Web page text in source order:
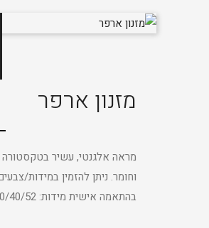
מזנון ארפר
מראה אלגנטי, עשיר
וחומר. ניתן להזמין במידות/
בהתאמה אישית מידות: 220/40/52...